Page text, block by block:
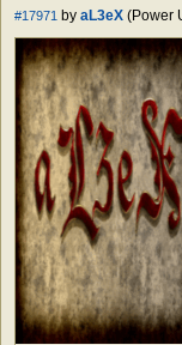
#17971 by aL3eX (Power